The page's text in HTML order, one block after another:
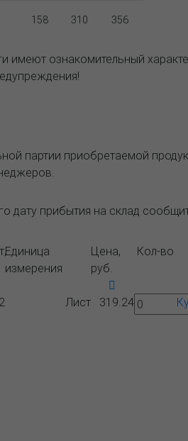
158 310 356
имеют ознакомительный
партии приобретаемой
дату прибытия на склад
Единица
измерения
Цена,
руб.
Кол-во
Лист 319.24